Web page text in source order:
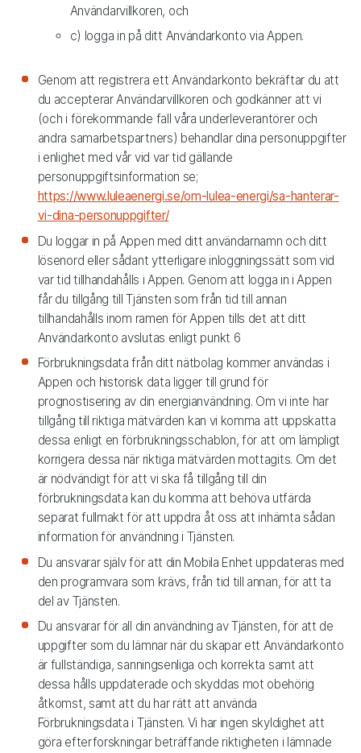
Användarvillkoren, och
c) logga in på ditt Användarkonto via Appen.
Genom att registrera ett Användarkonto bekräftar du att
du accepterar Användarvillkoren och godkänner att vi
(och i förekommande fall våra underleverantörer och
andra samarbetspartners) behandlar dina personuppgifter
i enlighet med vår vid var tid gällande
personuppgiftsinformation se;
https://www.luleaenergi.se/om-lulea-energi/sa-hanterar-
vi-dina-personuppgifter/
Du loggar in på Appen med ditt användarnamn och ditt
lösenord eller sådant ytterligare inloggningssätt som vid
var tid tillhandahålls i Appen. Genom att logga in i Appen
får du tillgång till Tjänsten som från tid till annan
tillhandahålls inom ramen för Appen tills det att ditt
Användarkonto avslutas enligt punkt 6
Förbrukningsdata från ditt nätbolag kommer användas i
Appen och historisk data ligger till grund för
prognostisering av din energianvändning. Om vi inte har
tillgång till riktiga mätvärden kan vi komma att uppskatta
dessa enligt en förbrukningsschablon, för att om lämpligt
korrigera dessa när riktiga mätvärden mottagits. Om det
är nödvändigt för att vi ska få tillgång till din
förbrukningsdata kan du komma att behöva utfärda
separat fullmakt för att uppdra åt oss att inhämta sådan
information för användning i Tjänsten.
Du ansvarar själv för att din Mobila Enhet uppdateras med
den programvara som krävs, från tid till annan, för att ta
del av Tjänsten.
Du ansvarar för all din användning av Tjänsten, för att de
uppgifter som du lämnar när du skapar ett Användarkonto
är fullständiga, sanningsenliga och korrekta samt att
dessa hålls uppdaterade och skyddas mot obehörig
åtkomst, samt att du har rätt att använda
Förbrukningsdata i Tjänsten. Vi har ingen skyldighet att
göra efterforskningar beträffande riktigheten i lämnade